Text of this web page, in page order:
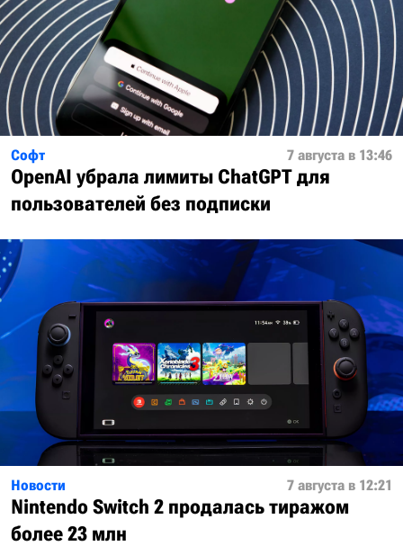
Софт 7 августа в 13:46
OpenAI убрала лимиты ChatGPT для
пользователей без подписки
Новости 7 августа в 12:21
Nintendo Switch 2 продалась тиражом
более 23 млн